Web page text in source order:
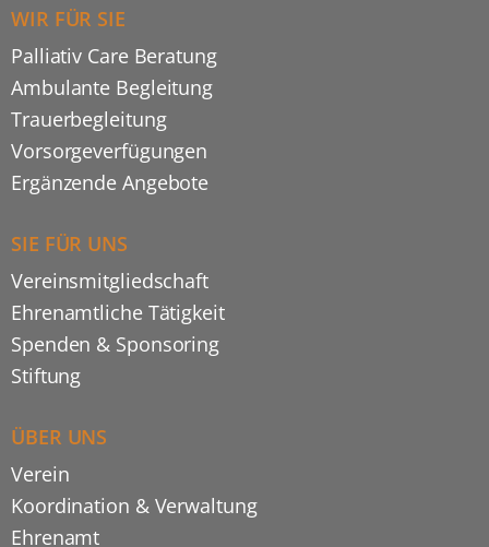
WIR FÜR SIE
Palliativ Care Beratung
Ambulante Begleitung
Trauerbegleitung
Vorsorgeverfügungen
Ergänzende Angebote
SIE FÜR UNS
Vereinsmitgliedschaft
Ehrenamtliche Tätigkeit
Spenden & Sponsoring
Stiftung
ÜBER UNS
Verein
Koordination & Verwaltung
Ehrenamt